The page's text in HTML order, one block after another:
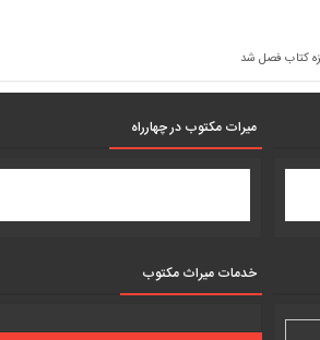
کتاب فصل شد
میرات مکتوب در چهارراه
خدمات میراث مکتوب